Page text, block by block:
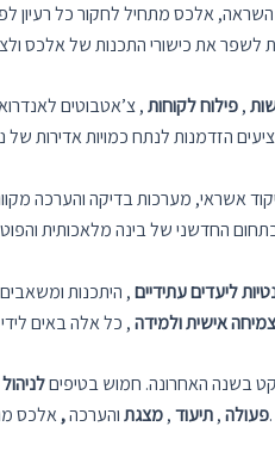
לשפר את כישורי התכנות של אלכס
,פילוח לקוחות, צ’אטבוטים
אשראי, מערכות בדיקה והערכה
ליעדים עתידיים, היתכנות
אישית ולמידה
בשנה האחרונה. חמוש בטיפים
פעולה,תיעוד,מצגתוהערכה, אלכס מרגיש בטוח בניווט באתגרים העומדים לפניו.